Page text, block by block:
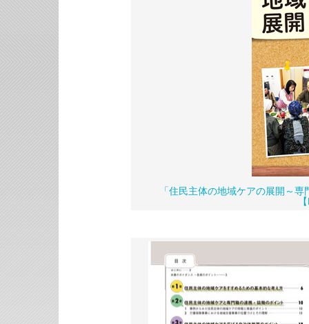
「住民主体の地域ケアの展開～